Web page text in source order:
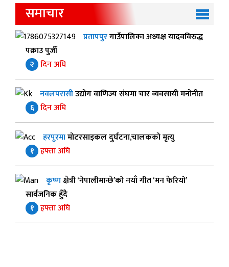
समाचार
प्रतापपुरगाउँपालिका अध्यक्ष यादवविरुद्ध
पक्राउ पुर्जी
२ दिन अघि
नवलपरासीउद्योग वाणिज्य संघमा चार व्यवसायी मनोनीत
६ दिन अघि
हरपुरमामोटरसाइकल दुर्घटना,चालकको मृत्यु
१ हफ्ता अघि
कृष्णक्षेत्री ‘नेपालीमान्छे’को नयाँ गीत ‘मन फेरियो’
सार्वजनिक हुँदै
१ हफ्ता अघि